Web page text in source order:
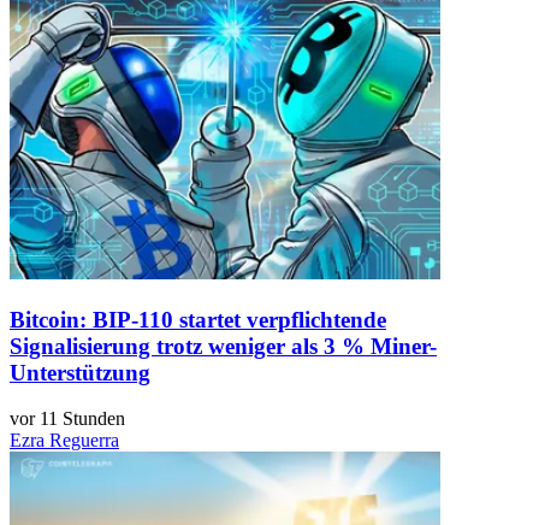
Bitcoin: BIP-110 startet verpflichtende
Signalisierung trotz weniger als 3 % Miner-
Unterstützung
vor 11 Stunden
Ezra Reguerra